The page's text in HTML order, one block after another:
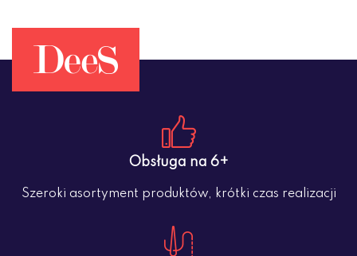
Obsługa na 6+
Szeroki asortyment produktów, krótki czas realizacji